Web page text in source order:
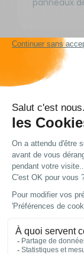
panneaux
Longueur :
Nos